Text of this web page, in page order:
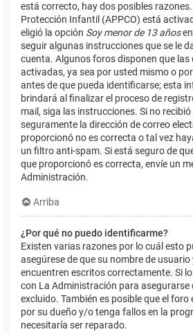
está correcto, hay dos posibles razones.
Protección Infantil (APPCO) está
eligió la opción Soy menor de 13 años
seguir algunas instrucciones que se le
cuenta. Algunos foros disponen que las
activadas, ya sea por usted mismo o
antes de que pueda identificarse; esta
brindará al finalizar el proceso de
mail, siga las instrucciones. Si no
seguramente la dirección de correo
proporcionó no es correcta o tal vez
un filtro anti-spam. Si está seguro de
que proporcionó es correcta, envíe un
Administración.
Arriba
¿Por qué no puedo identificarme?
Existen varias razones por lo cuál esto
asegúrese de que su nombre de
encuentren escritos correctamente. Si
con La Administración para asegurarse
excluido. También es posible que el
por su dueño y/o tenga fallos en la
necesitaría ser reparado.